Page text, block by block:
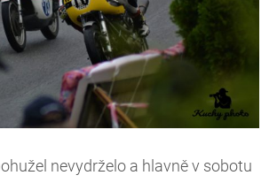
nevydrželo a hlavně v sobotu